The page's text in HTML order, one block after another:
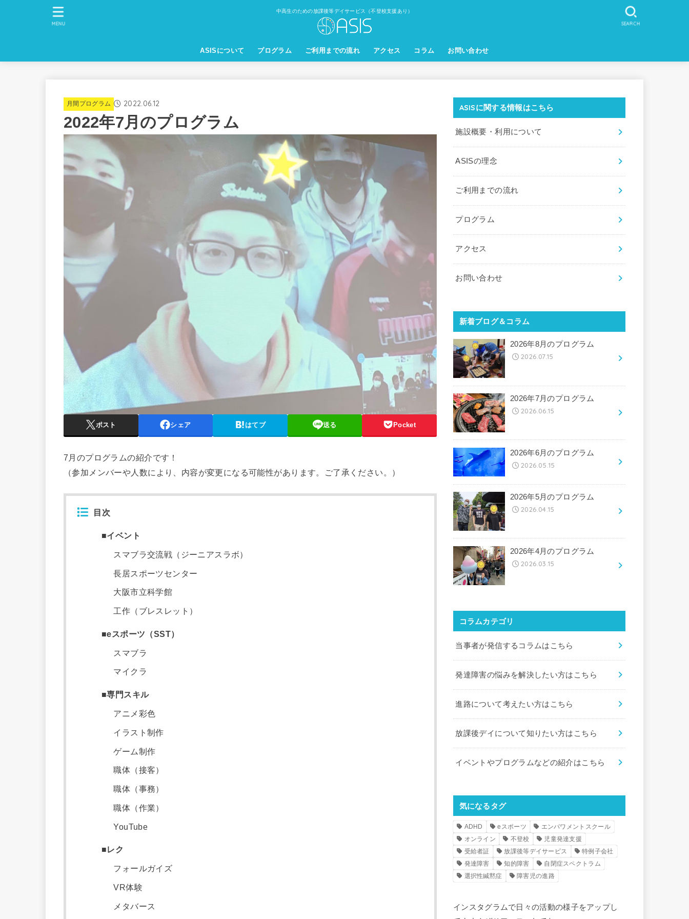
中高生のための放課後等デイサービス（不登校支援あり）
ASISについて プログラム ご利用までの流れ アクセス コラム お問い合わせ
SEARCH
MENU
月間プログラム 2022.06.12
2022年7月のプログラム
ポスト シェア はてブ 送る Pocket
7月のプログラムの紹介です！
（参加メンバーや人数により、内容が変更になる可能性があります。ご了承ください。）
目次
■イベント
スマブラ交流戦（ジーニアスラボ）
長居スポーツセンター
大阪市立科学館
工作（ブレスレット）
■eスポーツ（SST）
スマブラ
マイクラ
■専門スキル
アニメ彩色
イラスト制作
ゲーム制作
職体（接客）
職体（事務）
職体（作業）
YouTube
■レク
フォールガイズ
VR体験
メタバース
ASISに関する情報はこちら
施設概要・利用について
ASISの理念
ご利用までの流れ
プログラム
アクセス
お問い合わせ
新着ブログ＆コラム
2026年8月のプログラム
2026.07.15
2026年7月のプログラム
2026.06.15
2026年6月のプログラム
2026.05.15
2026年5月のプログラム
2026.04.15
2026年4月のプログラム
2026.03.15
コラムカテゴリ
当事者が発信するコラムはこちら
発達障害の悩みを解決したい方はこちら
進路について考えたい方はこちら
放課後デイについて知りたい方はこちら
イベントやプログラムなどの紹介はこちら
気になるタグ
ADHD eスポーツ
エンパワメントスクール
オンライン
不登校
児童発達支援
受給者証
放課後等デイサービス
特例子会社
発達障害
知的障害
自閉症スペクトラム
選択性緘黙症
障害児の進路
インスタグラムで日々の活動の様子をアップし